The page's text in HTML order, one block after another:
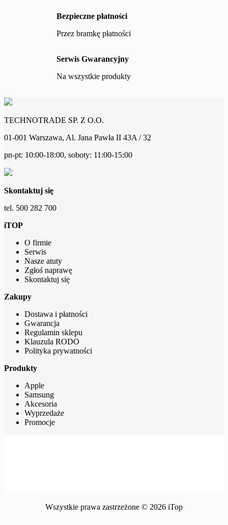
Bezpieczne płatności
Przez bramkę płatności
Serwis Gwarancyjny
Na wszystkie produkty
TECHNOTRADE SP. Z O.O.
01-001 Warszawa, Al. Jana Pawła II 43A / 32
pn-pt: 10:00-18:00, soboty: 11:00-15:00
Skontaktuj się
tel. 500 282 700
iTOP
O firmie
Serwis
Nasze atuty
Zgłoś naprawę
Skontaktuj się
Zakupy
Dostawa i płatności
Gwarancja
Regulamin sklepu
Klauzula RODO
Polityka prywatności
Produkty
Apple
Samsung
Akcesoria
Wyprzedaże
Promocje
Wszystkie prawa zastrzeżone © 2026 iTop